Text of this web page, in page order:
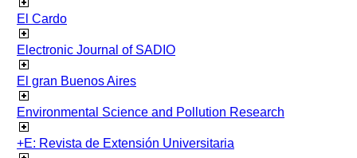
El Cardo
Electronic Journal of SADIO
El gran Buenos Aires
Environmental Science and Pollution Research
+E: Revista de Extensión Universitaria